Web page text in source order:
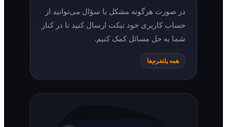
در صورت هرگونه مشکل یا سؤال می‌توانید از
حساب کاربری خود تیکت ارسال کنید تا در کنار
شما به حل مسائل کمک کنیم.
همه پلتفرم‌ها